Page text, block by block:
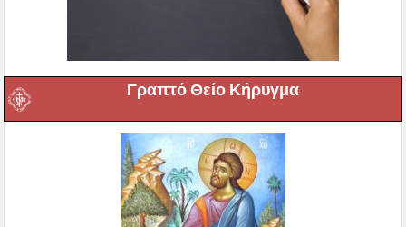
Γραπτό Θείο Κήρυγμα